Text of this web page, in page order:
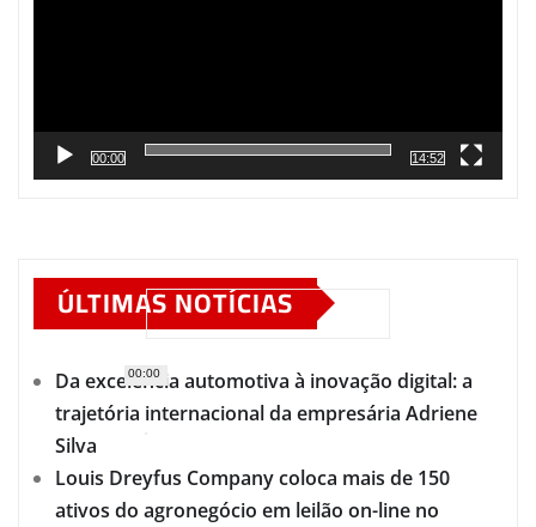
00:00
00:00
14:52
ÚLTIMAS NOTÍCIAS
Da excelência automotiva à inovação digital: a
trajetória internacional da empresária Adriene
Silva
Louis Dreyfus Company coloca mais de 150
ativos do agronegócio em leilão on-line no